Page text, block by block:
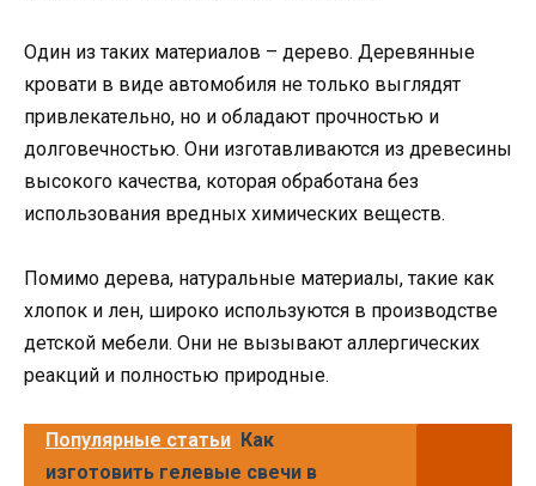
Один из таких материалов – дерево. Деревянные
кровати в виде автомобиля не только выглядят
привлекательно, но и обладают прочностью и
долговечностью. Они изготавливаются из древесины
высокого качества, которая обработана без
использования вредных химических веществ.
Помимо дерева, натуральные материалы, такие как
хлопок и лен, широко используются в производстве
детской мебели. Они не вызывают аллергических
реакций и полностью природные.
Популярные статьи Как
изготовить гелевые свечи в